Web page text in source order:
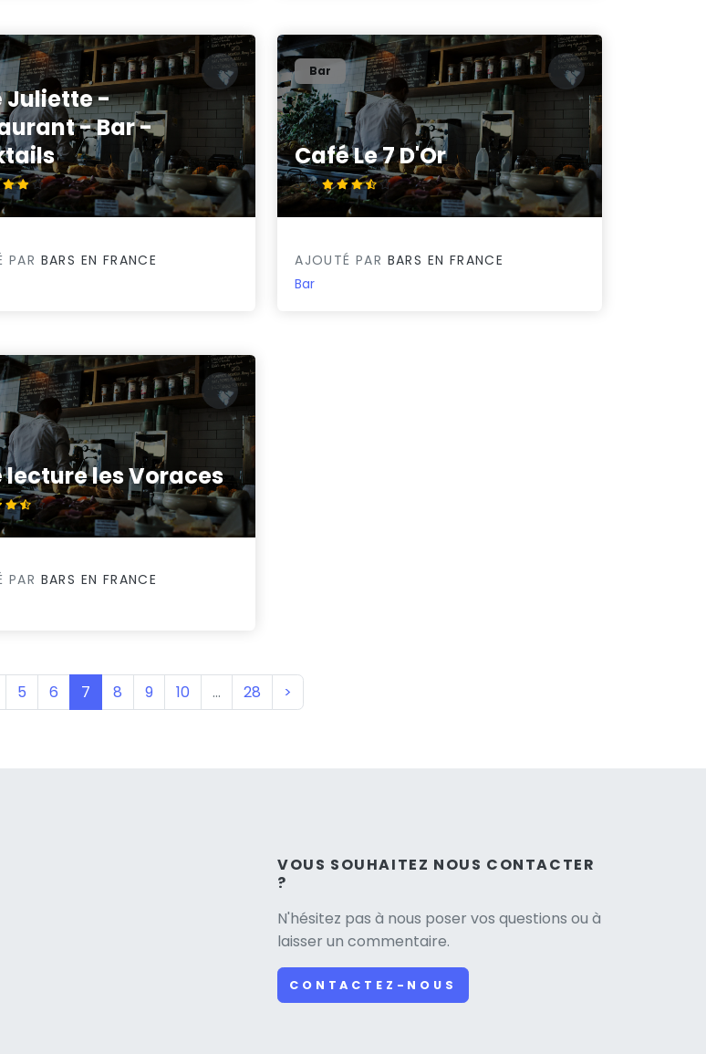
Juliette -
- Bar -
PAR BARS EN FRANCE
Café Le 7 D'Or
3.7/5
Bar
AJOUTÉ PAR BARS EN FRANCE
Bar
lecture les Voraces
PAR BARS EN FRANCE
5 6 7(current)
8 9 10 … 28 >
VOUS SOUHAITEZ NOUS CONTACTER
?
N'hésitez pas à nous poser vos questions ou à
laisser un commentaire.
CONTACTEZ-NOUS